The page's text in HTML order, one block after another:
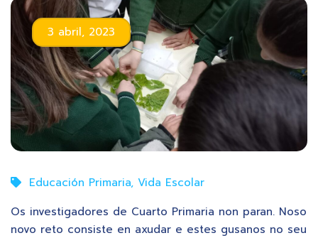
3 abril, 2023
Educación Primaria, Vida Escolar
Os investigadores de Cuarto Primaria non paran. Noso
novo reto consiste en axudar e estes gusanos no seu